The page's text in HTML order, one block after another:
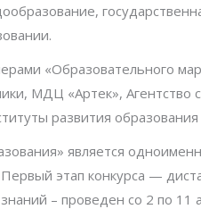
«Образовательного
МДЦ «Артек», Агентство
развития
является
этап конкурса —
– проведен со 2 по 11